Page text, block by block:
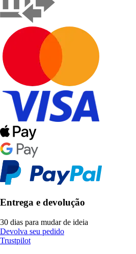
Entrega e devolução
30 dias para mudar de ideia
Devolva seu pedido
Trustpilot